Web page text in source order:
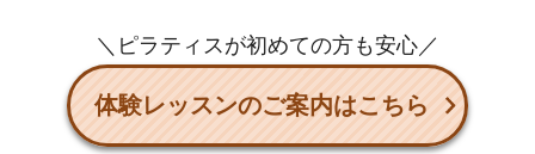
＼ピラティスが初めての方も安心／
体験レッスンのご案内はこちら